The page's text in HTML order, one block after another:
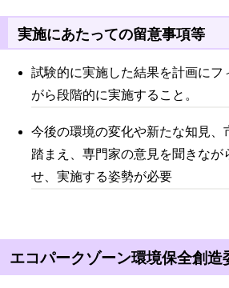
実施にあたっての留意事項等
試験的に実施した結果を計画にフ
がら段階的に実施すること。
今後の環境の変化や新たな知見、
踏まえ、専門家の意見を聞きなが
せ、実施する姿勢が必要
エコパークゾーン環境保全創造